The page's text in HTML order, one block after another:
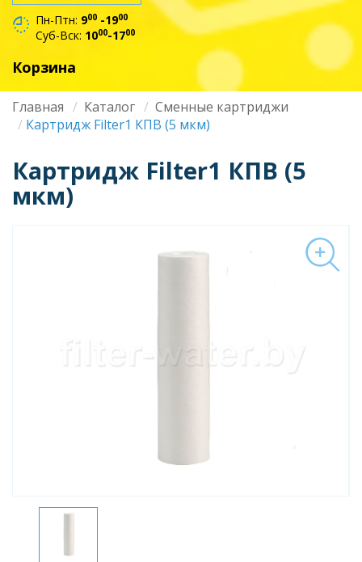
Пн-Птн: 900 -1900
Суб-Вск: 1000-1700
Корзина
Строка
навигации
Главная Каталог
Сменные картриджи
Картридж Filter1 КПВ (5 мкм)
Картридж Filter1 КПВ (5
мкм)